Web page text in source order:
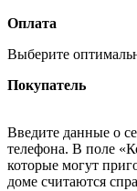
Оплата
Выберите
Покупатель
Введите данные о
телефона. В поле
которые могут
доме считаются